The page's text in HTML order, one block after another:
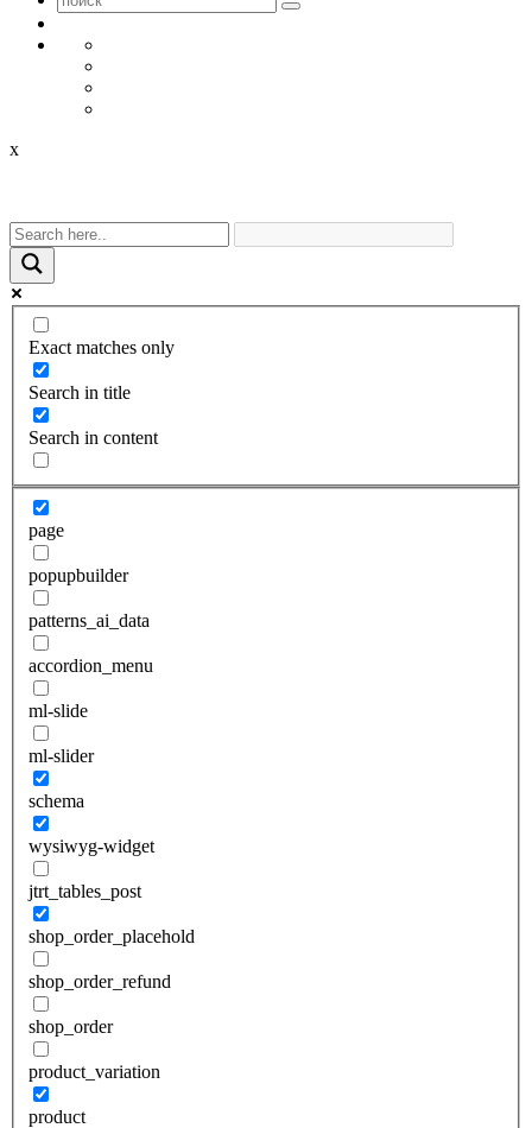
x
Exact matches only
Search in title
Search in content
page
popupbuilder
patterns_ai_data
accordion_menu
ml-slide
ml-slider
schema
wysiwyg-widget
jtrt_tables_post
shop_order_placehold
shop_order_refund
shop_order
product_variation
product